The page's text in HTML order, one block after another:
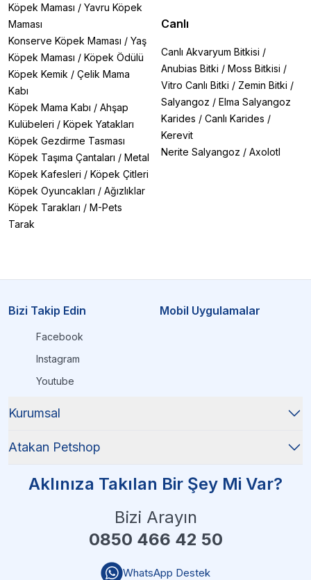
Köpek Maması / Yavru Köpek
Maması
Konserve Köpek Maması / Yaş
Köpek Maması / Köpek Ödülü
Köpek Kemik / Çelik Mama
Kabı
Köpek Mama Kabı / Ahşap
Kulübeleri / Köpek Yatakları
Köpek Gezdirme Tasması
Köpek Taşıma Çantaları / Metal
Köpek Kafesleri / Köpek Çitleri
Köpek Oyuncakları / Ağızlıklar
Köpek Tarakları / M-Pets
Tarak
Canlı
Canlı Akvaryum Bitkisi /
Anubias Bitki / Moss Bitkisi /
Vitro Canlı Bitki / Zemin Bitki /
Salyangoz / Elma Salyangoz
Karides / Canlı Karides /
Kerevit
Nerite Salyangoz / Axolotl
Bizi Takip Edin
Facebook
Instagram
Youtube
Mobil Uygulamalar
Kurumsal
Atakan Petshop
Aklınıza Takılan Bir Şey Mi Var?
Bizi Arayın
0850 466 42 50
WhatsApp Destek